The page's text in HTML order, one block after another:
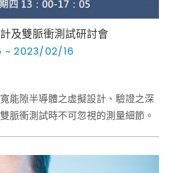
及雙脈衝測試研討會
~ 2023/02/16
能隙半導體之虛擬設計、驗證之深
脈衝測試時不可忽視的測量細節。